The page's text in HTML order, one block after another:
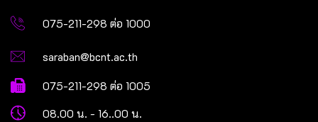
075-211-298 ต่อ 1000
saraban@bcnt.ac.th
075-211-298 ต่อ 1005
08.00 น. - 16..00 น.